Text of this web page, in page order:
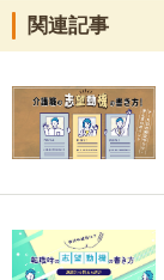
関連記事